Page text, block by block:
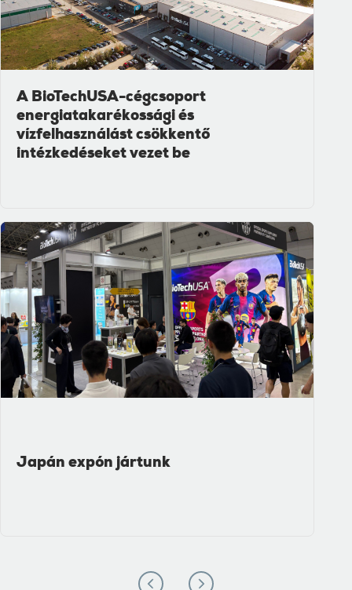
A BioTechUSA-cégcsoport
energiatakarékossági és
vízfelhasználást csökkentő
intézkedéseket vezet be
Japán expón jártunk